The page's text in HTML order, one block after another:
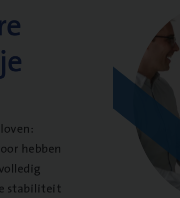
hebben
stabiliteit